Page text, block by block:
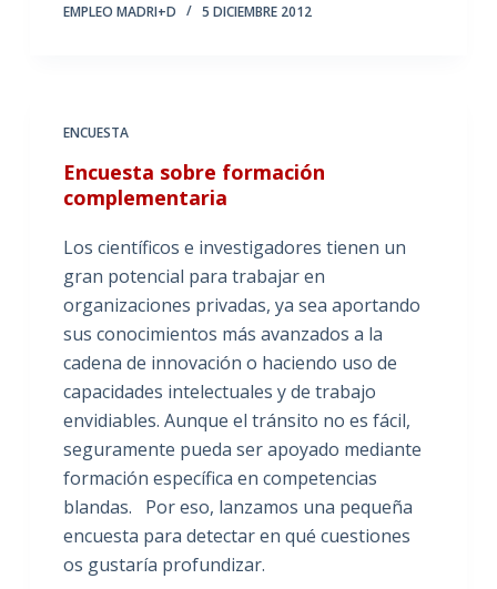
EMPLEO MADRI+D 5 DICIEMBRE 2012
ENCUESTA
Encuesta sobre formación
complementaria
Los científicos e investigadores tienen un
gran potencial para trabajar en
organizaciones privadas, ya sea aportando
sus conocimientos más avanzados a la
cadena de innovación o haciendo uso de
capacidades intelectuales y de trabajo
envidiables. Aunque el tránsito no es fácil,
seguramente pueda ser apoyado mediante
formación específica en competencias
blandas. Por eso, lanzamos una pequeña
encuesta para detectar en qué cuestiones
os gustaría profundizar.